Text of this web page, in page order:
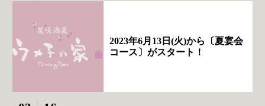
2023年6月13日(火)から〔夏宴会
コース〕がスタート！